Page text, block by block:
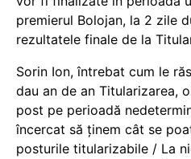
premierul Bolojan, la 2 zile
rezultatele finale de la
Sorin Ion, întrebat cum le
dau an de an Titularizarea,
post pe perioadă
încercat să ținem cât se
posturile titularizabile / La